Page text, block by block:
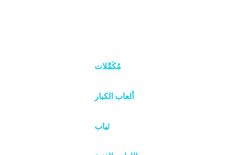
مُكَمِّلات
ألعاب الكبار
ثياب